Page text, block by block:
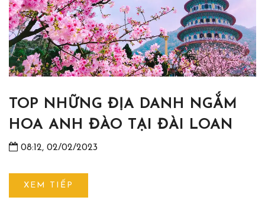
TOP NHỮNG ĐỊA DANH NGẮM
HOA ANH ĐÀO TẠI ĐÀI LOAN
08:12, 02/02/2023
XEM TIẾP